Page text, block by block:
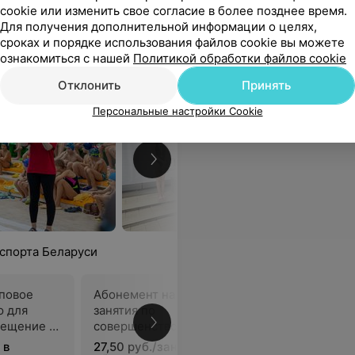
Беларуси
для
2
в
Абонемент на групповые
занятия по
совершенствованию техники
спортивных способов
27,50 руб./занятие в
cookie или изменить свое согласие в более позднее время.
Для получения дополнительной информации о целях,
сроках и порядке использования файлов cookie вы можете
ознакомиться с нашей Политикой обработки файлов cookie
Отклонить
Принять
Персональные настройки Cookie